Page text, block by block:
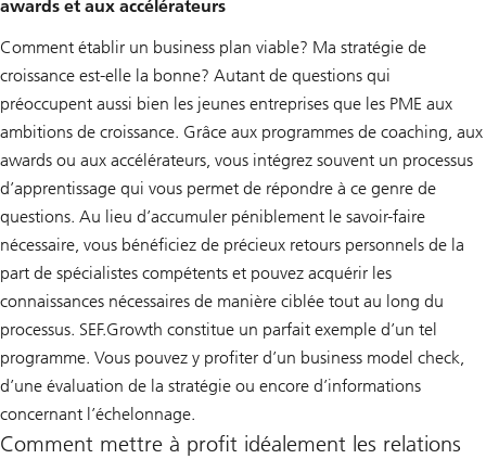
awards et aux accélérateurs
Comment établir un business plan viable? Ma stratégie de
croissance est-elle la bonne? Autant de questions qui
préoccupent aussi bien les jeunes entreprises que les PME aux
ambitions de croissance. Grâce aux programmes de coaching, aux
awards ou aux accélérateurs, vous intégrez souvent un processus
d’apprentissage qui vous permet de répondre à ce genre de
questions. Au lieu d’accumuler péniblement le savoir-faire
nécessaire, vous bénéficiez de précieux retours personnels de la
part de spécialistes compétents et pouvez acquérir les
connaissances nécessaires de manière ciblée tout au long du
processus. SEF.Growth constitue un parfait exemple d’un tel
programme. Vous pouvez y profiter d’un business model check,
d’une évaluation de la stratégie ou encore d’informations
concernant l’échelonnage.
Comment mettre à profit idéalement les relations